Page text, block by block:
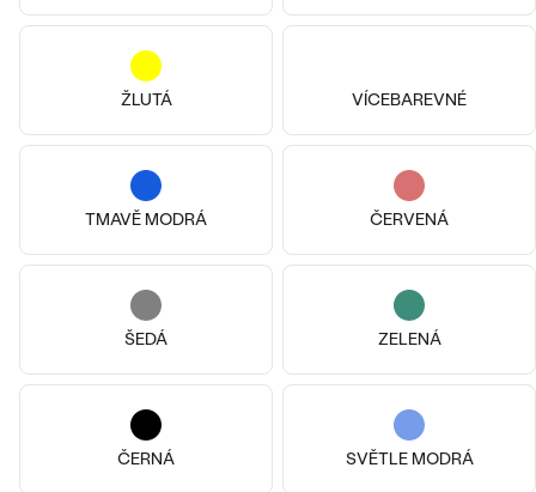
ŽLUTÁ VÍCEBAREVNÉ
TMAVĚ MODRÁ ČERVENÁ
ŠEDÁ ZELENÁ
ČERNÁ SVĚTLE MODRÁ
14k růžové zlato, Diamant 14k 14k 14k
14k růžové zlato, Diamant
od 13 590 Kč